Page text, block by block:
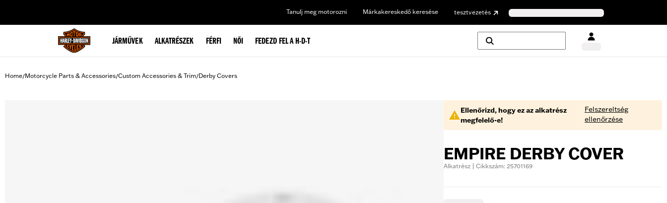
Tanulj meg motorozni Márkakereskedő keresése tesztvezetés
JÁRMŰVEK ALKATRÉSZEK FÉRFI NŐI FEDEZD FEL A H-D-T
Home/Motorcycle Parts & Accessories/Custom Accessories & Trim/Derby Covers
Ellenőrizd, hogy ez az alkatrész
megfelelő-e!
Felszereltség
ellenőrzése
EMPIRE DERBY COVER
Alkatrész | Cikkszám: 25701169